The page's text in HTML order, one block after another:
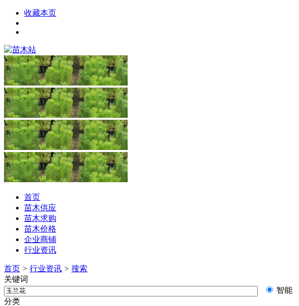
收藏本页
首页
苗木供应
苗木求购
苗木价格
企业商铺
行业资讯
首页 > 行业资讯 > 搜索
关键词
智能
分类